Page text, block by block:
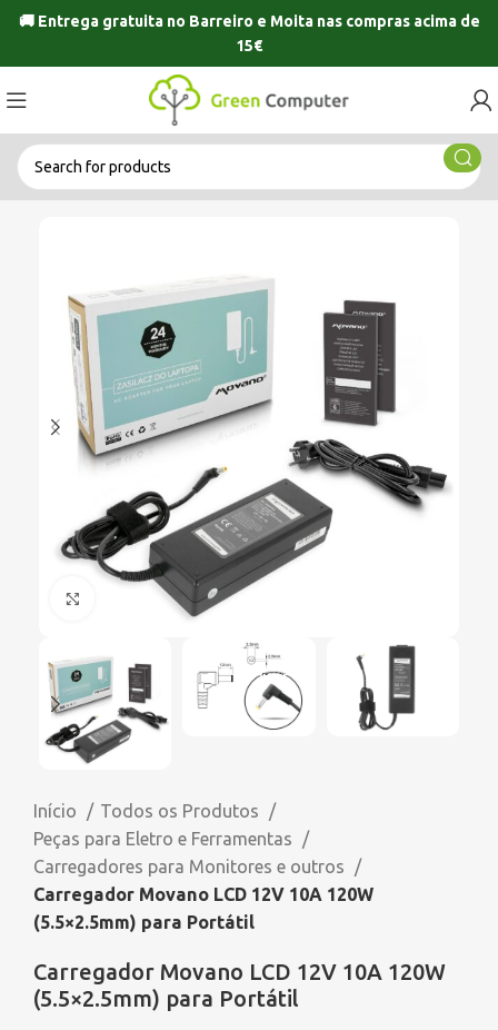
🚚 Entrega gratuita no Barreiro e Moitanas compras acima de
15€
Click to enlarge
Início
Todos os Produtos
Peças para Eletro e Ferramentas
Carregadores para Monitores e outros
Carregador Movano LCD 12V 10A 120W
(5.5×2.5mm) para Portátil
Carregador Movano LCD 12V 10A 120W
(5.5×2.5mm) para Portátil